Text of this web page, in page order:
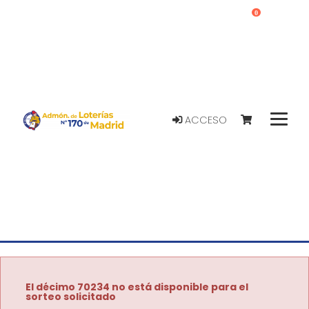
ACCESO
0
El décimo 70234 no está disponible para el
sorteo solicitado